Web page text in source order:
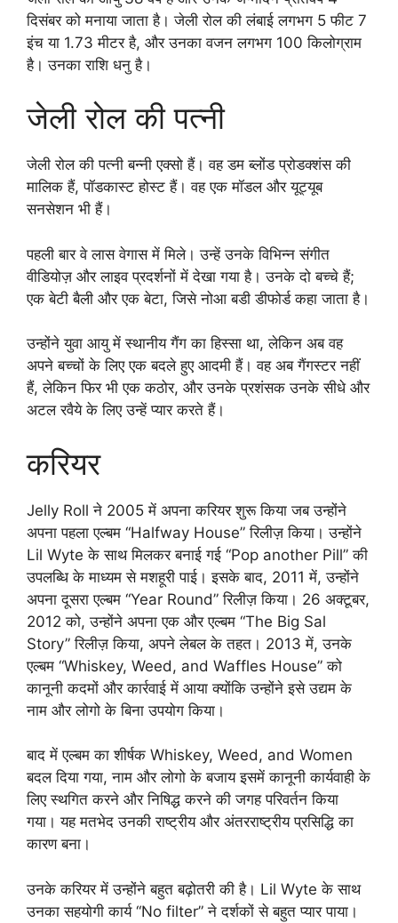
दिसंबर को मनाया जाता है। जेली रोल की लंबाई लगभग 5 फीट 7
इंच या 1.73 मीटर है, और उनका वजन लगभग 100 किलोग्राम
है। उनका राशि धनु है।
जेली रोल की पत्नी
जेली रोल की पत्नी बन्नी एक्सो हैं। वह डम ब्लोंड प्रोडक्शंस की
मालिक हैं, पॉडकास्ट होस्ट हैं। वह एक मॉडल और यूट्यूब
सनसेशन भी हैं।
पहली बार वे लास वेगास में मिले। उन्हें उनके विभिन्न संगीत
वीडियोज़ और लाइव प्रदर्शनों में देखा गया है। उनके दो बच्चे हैं;
एक बेटी बैली और एक बेटा, जिसे नोआ बडी डीफोर्ड कहा जाता है।
उन्होंने युवा आयु में स्थानीय गैंग का हिस्सा था, लेकिन अब वह
अपने बच्चों के लिए एक बदले हुए आदमी हैं। वह अब गैंगस्टर नहीं
हैं, लेकिन फिर भी एक कठोर, और उनके प्रशंसक उनके सीधे और
अटल रवैये के लिए उन्हें प्यार करते हैं।
करियर
Jelly Roll ने 2005 में अपना करियर शुरू किया जब उन्होंने
अपना पहला एल्बम “Halfway House” रिलीज़ किया। उन्होंने
Lil Wyte के साथ मिलकर बनाई गई “Pop another Pill” की
उपलब्धि के माध्यम से मशहूरी पाई। इसके बाद, 2011 में, उन्होंने
अपना दूसरा एल्बम “Year Round” रिलीज़ किया। 26 अक्टूबर,
2012 को, उन्होंने अपना एक और एल्बम “The Big Sal
Story” रिलीज़ किया, अपने लेबल के तहत। 2013 में, उनके
एल्बम “Whiskey, Weed, and Waffles House” को
कानूनी कदमों और कार्रवाई में आया क्योंकि उन्होंने इसे उद्यम के
नाम और लोगो के बिना उपयोग किया।
बाद में एल्बम का शीर्षक Whiskey, Weed, and Women
बदल दिया गया, नाम और लोगो के बजाय इसमें कानूनी कार्यवाही के
लिए स्थगित करने और निषिद्ध करने की जगह परिवर्तन किया
गया। यह मतभेद उनकी राष्ट्रीय और अंतरराष्ट्रीय प्रसिद्धि का
कारण बना।
उनके करियर में उन्होंने बहुत बढ़ोतरी की है। Lil Wyte के साथ
उनका सहयोगी कार्य “No filter” ने दर्शकों से बहुत प्यार पाया।